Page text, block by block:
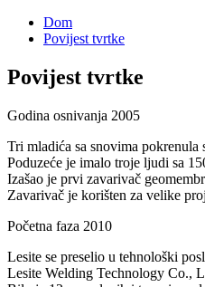
Dom
Povijest tvrtke
Povijest tvrtke
Godina osnivanja 2005
Tri mladića sa snovima pokrenula
Poduzeće je imalo troje ljudi sa
Izašao je prvi zavarivač
Zavarivač je korišten za velike
Početna faza 2010
Lesite se preselio u tehnološki
Lesite Welding Technology Co.,